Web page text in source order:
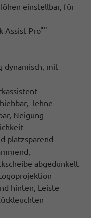
einstellbar, für
Assist Pro""
dynamisch, mit
-lehne
Neigung
platzsparend
abgedunkelt
hinten, Leiste